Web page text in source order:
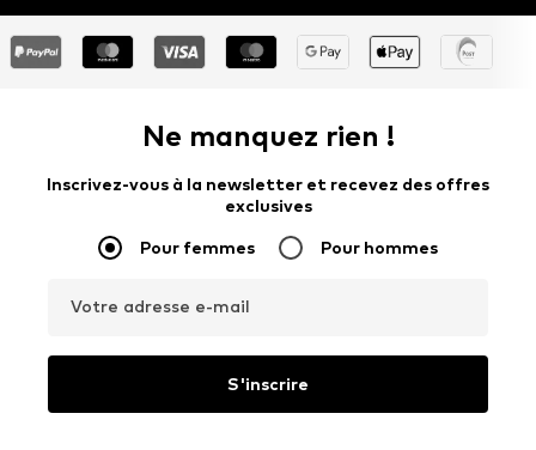
Ne manquez rien !
Inscrivez-vous à la newsletter et recevez des offres
exclusives
Pour femmes Pour hommes
Votre adresse e-mail
S'inscrire